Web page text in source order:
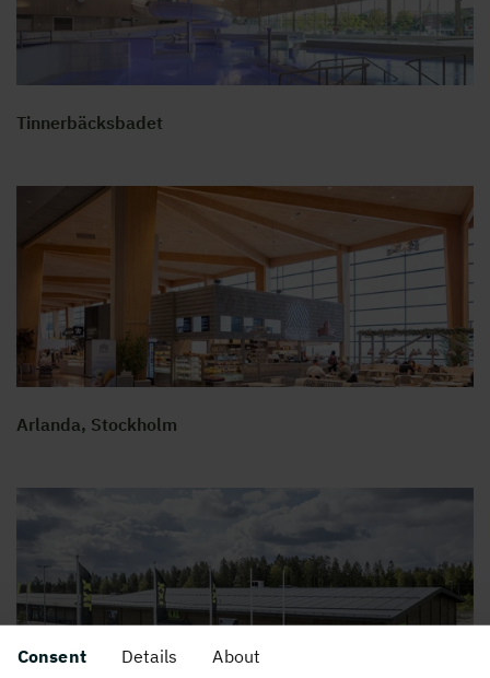
Consent Details About
Tinnerbäcksbadet
Arlanda, Stockholm